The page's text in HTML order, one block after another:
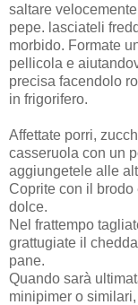
saltare
pepe. lasciateli
morbido. Formate
pellicola e
precisa facendolo
in frigorifero.
Affettate porri,
casseruola con un
aggiungetele alle
Coprite con il brodo
dolce.
Nel frattempo
grattugiate il
pane.
Quando sarà
minipimer o